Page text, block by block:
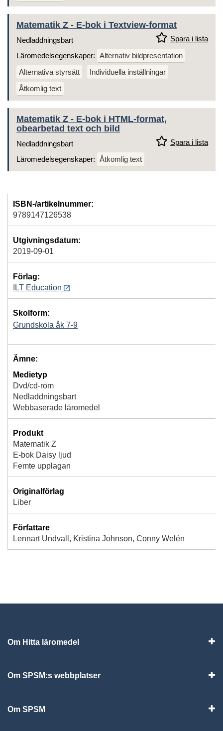
Matematik Z - E-bok i Textview-format
Spara i lista
Nedladdningsbart
Läromedelsegenskaper: Alternativ bildpresentation
Alternativa styrsätt
Individuella inställningar
Åtkomlig text
Matematik Z - E-bok i HTML-format,
obearbetad text och bild
Spara i lista
Nedladdningsbart
Läromedelsegenskaper: Åtkomlig text
ISBN-/artikelnummer:
9789147126538
Utgivningsdatum:
2019-09-01
Förlag:
ILT Education
Skolform:
Grundskola åk 7-9
Ämne:
Medietyp
Dvd/cd-rom
Nedladdningsbart
Webbaserade läromedel
Produkt
Matematik Z
E-bok Daisy ljud
Femte upplagan
Originalförlag
Liber
Författare
Lennart Undvall, Kristina Johnson, Conny Welén
Om Hitta läromedel
Om SPSM:s webbplatser
Om SPSM